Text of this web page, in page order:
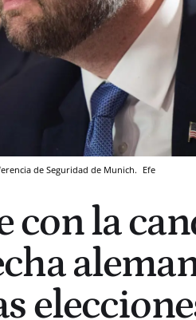
de Seguridad de Munich.
Efe
con la